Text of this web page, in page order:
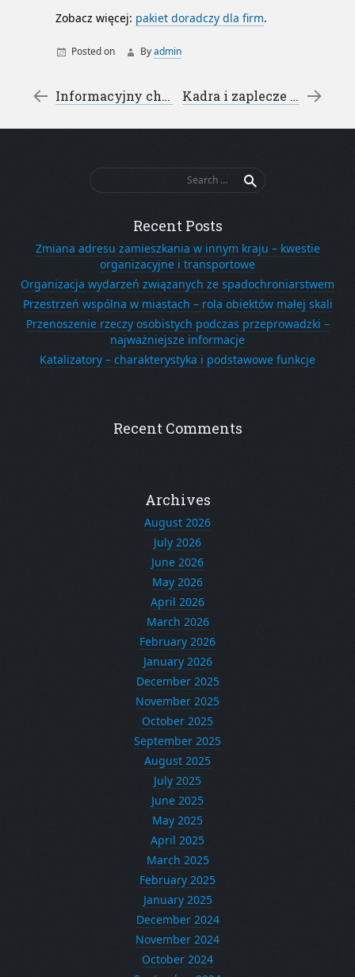
Zobacz więcej: pakiet doradczy dla firm.
Posted on Byadmin
Post navigation
←
Informacyjny charakter artykułów recenzenckich Kadra i zaplecze domów dla seniorów
Search
for:
Recent Posts
Zmiana adresu zamieszkania w innym kraju – kwestie
organizacyjne i transportowe
Organizacja wydarzeń związanych ze spadochroniarstwem
Przestrzeń wspólna w miastach – rola obiektów małej skali
Przenoszenie rzeczy osobistych podczas przeprowadzki –
najważniejsze informacje
Katalizatory – charakterystyka i podstawowe funkcje
Recent Comments
Archives
August 2026
July 2026
June 2026
May 2026
April 2026
March 2026
February 2026
January 2026
December 2025
November 2025
October 2025
September 2025
August 2025
July 2025
June 2025
May 2025
April 2025
March 2025
February 2025
January 2025
December 2024
November 2024
October 2024